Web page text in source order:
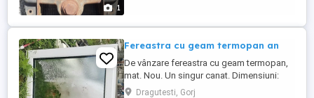
1
Fereastra cu geam termopan an
De vânzare fereastra cu geam termopan,
mat. Nou. Un singur canat. Dimensiuni:
lățime 130 cm, înălțime 114 cm.
Dragutesti, Gorj